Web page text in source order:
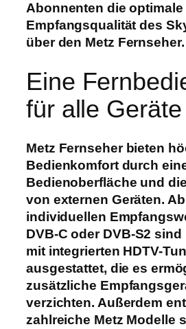
Abonnenten die optimale
Empfangsqualität des
über den Metz Fernseher.
Eine
für alle Geräte
Metz Fernseher bieten
Bedienkomfort durch
Bedienoberfläche und
von externen Geräten.
individuellen
DVB-C oder DVB-S2 sind
mit integrierten HDTV-
ausgestattet, die es
zusätzliche
verzichten. Außerdem
zahlreiche Metz Modelle